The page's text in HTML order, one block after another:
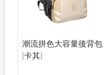
潮流拼色大容量後背包
(卡其)